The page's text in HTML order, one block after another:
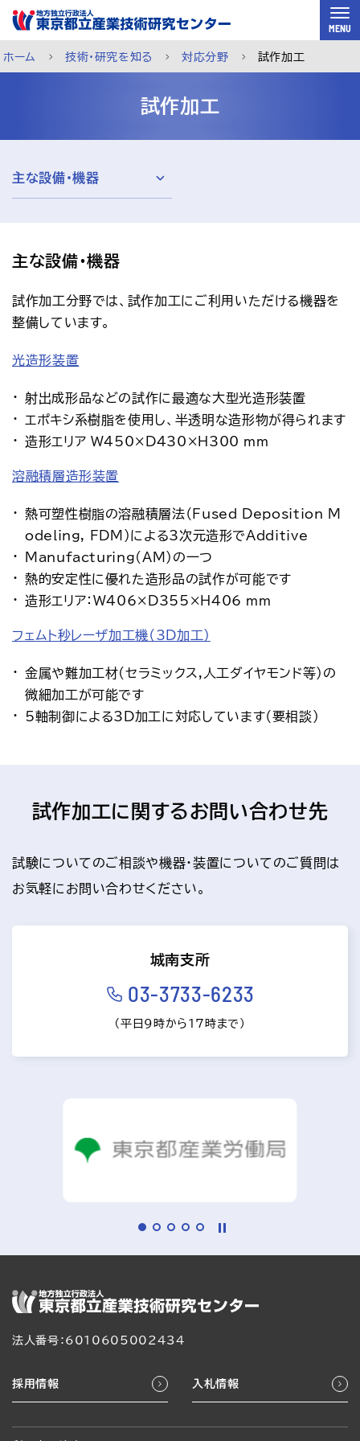
スキップして本文へ
MENU
チャットで相談
ホーム 技術・研究を知る 対応分野 試作加工
試作加工
主な設備・機器
主な設備・機器
試作加工分野では、試作加工にご利用いただける機器を
整備しています。
光造形装置
射出成形品などの試作に最適な大型光造形装置
エポキシ系樹脂を使用し、半透明な造形物が得られます
造形エリア W450×D430×H300 mm
溶融積層造形装置
熱可塑性樹脂の溶融積層法（Fused Deposition M
odeling, FDM）による3次元造形でAdditive
Manufacturing(AM)の一つ
熱的安定性に優れた造形品の試作が可能です
造形エリア：W406×D355×H406 mm
フェムト秒レーザ加工機（3D加工）
金属や難加工材(セラミックス,人工ダイヤモンド等)の
微細加工が可能です
5軸制御による3D加工に対応しています（要相談）
試作加工に関するお問い合わせ先
試験についてのご相談や機器・装置についてのご質問は
お気軽にお問い合わせください。
城南支所
03-3733-6233
（平日9時から17時まで）
法人番号：6010605002434
採用情報 入札情報